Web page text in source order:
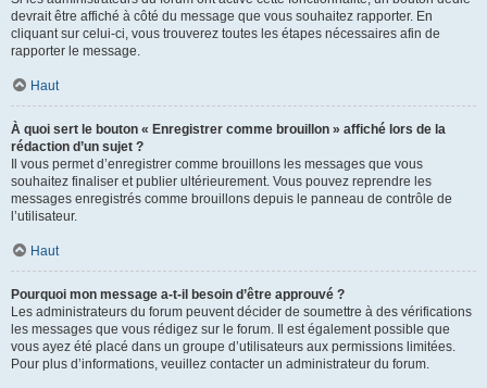
devrait être affiché à côté du message que vous souhaitez rapporter. En
cliquant sur celui-ci, vous trouverez toutes les étapes nécessaires afin de
rapporter le message.
Haut
À quoi sert le bouton « Enregistrer comme brouillon » affiché lors de la
rédaction d’un sujet ?
Il vous permet d’enregistrer comme brouillons les messages que vous
souhaitez finaliser et publier ultérieurement. Vous pouvez reprendre les
messages enregistrés comme brouillons depuis le panneau de contrôle de
l’utilisateur.
Haut
Pourquoi mon message a-t-il besoin d’être approuvé ?
Les administrateurs du forum peuvent décider de soumettre à des vérifications
les messages que vous rédigez sur le forum. Il est également possible que
vous ayez été placé dans un groupe d’utilisateurs aux permissions limitées.
Pour plus d’informations, veuillez contacter un administrateur du forum.